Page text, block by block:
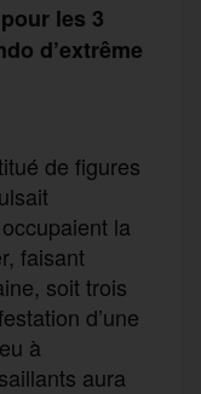
les 3
d’extrême
de figures
la
faisant
soit trois
d’une
à
aura